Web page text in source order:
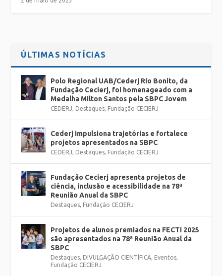
ÚLTIMAS NOTÍCIAS
Polo Regional UAB/Cederj Rio Bonito, da
Fundação Cecierj, foi homenageado com a
Medalha Milton Santos pela SBPC Jovem
CEDERJ, Destaques, Fundação CECIERJ
Cederj impulsiona trajetórias e fortalece
projetos apresentados na SBPC
CEDERJ, Destaques, Fundação CECIERJ
Fundação Cecierj apresenta projetos de
ciência, inclusão e acessibilidade na 78ª
Reunião Anual da SBPC
Destaques, Fundação CECIERJ
Projetos de alunos premiados na FECTI 2025
são apresentados na 78ª Reunião Anual da
SBPC
Destaques, DIVULGAÇÃO CIENTÍFICA, Eventos,
Fundação CECIERJ